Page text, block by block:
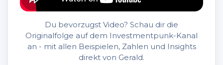
Du bevorzugst Video? Schau dir die
Originalfolge auf dem Investmentpunk-Kanal
an - mit allen Beispielen, Zahlen und Insights
direkt von Gerald.